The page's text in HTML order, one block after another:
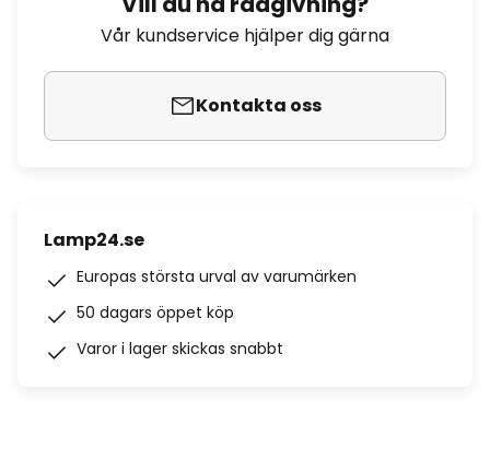
Vår kundservice hjälper dig gärna
Kontakta oss
Lamp24.se
Europas största urval av varumärken
50 dagars öppet köp
Varor i lager skickas snabbt